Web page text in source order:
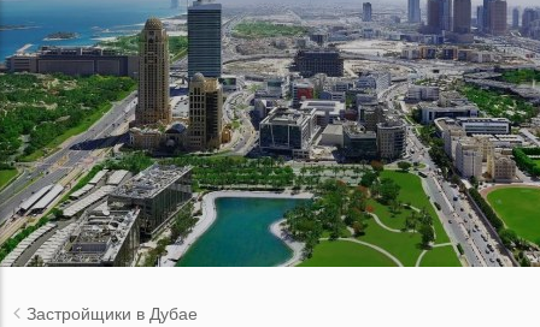
Застройщики в Дубае